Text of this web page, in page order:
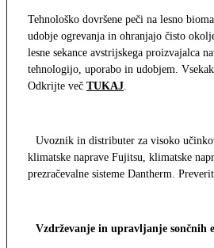
Tehnološko dovršene peči na lesno
udobje ogrevanja in ohranjajo čisto
lesne sekance avstrijskega proizvajalca
tehnologijo, uporabo in udobjem.
Odkrijte več TUKAJ
Uvoznik in distributer za visoko
klimatske naprave Fujitsu, klimatske
prezračevalne sisteme Dantherm.
Vzdrževanje in upravljanje sončnih